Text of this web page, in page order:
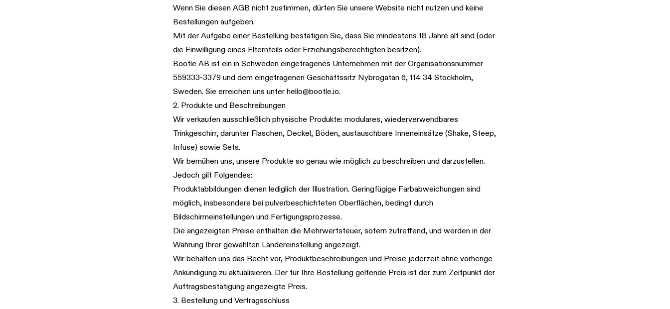
Wenn Sie diesen AGB nicht zustimmen, dürfen Sie unsere Website nicht nutzen und keine
Bestellungen aufgeben.
Mit der Aufgabe einer Bestellung bestätigen Sie, dass Sie mindestens 18 Jahre alt sind (oder
die Einwilligung eines Elternteils oder Erziehungsberechtigten besitzen).
Bootle AB ist ein in Schweden eingetragenes Unternehmen mit der Organisationsnummer
559333-3379 und dem eingetragenen Geschäftssitz Nybrogatan 6, 114 34 Stockholm,
Sweden. Sie erreichen uns unterhello@bootle.io.
2. Produkte und Beschreibungen
Wir verkaufen ausschließlich physische Produkte: modulares, wiederverwendbares
Trinkgeschirr, darunter Flaschen, Deckel, Böden, austauschbare Inneneinsätze (Shake, Steep,
Infuse) sowie Sets.
Wir bemühen uns, unsere Produkte so genau wie möglich zu beschreiben und darzustellen.
Jedoch gilt Folgendes:
Produktabbildungen dienen lediglich der Illustration. Geringfügige Farbabweichungen sind
möglich, insbesondere bei pulverbeschichteten Oberflächen, bedingt durch
Bildschirmeinstellungen und Fertigungsprozesse.
Die angezeigten Preise enthalten die Mehrwertsteuer, sofern zutreffend, und werden in der
Währung Ihrer gewählten Ländereinstellung angezeigt.
Wir behalten uns das Recht vor, Produktbeschreibungen und Preise jederzeit ohne vorherige
Ankündigung zu aktualisieren. Der für Ihre Bestellung geltende Preis ist der zum Zeitpunkt der
Auftragsbestätigung angezeigte Preis.
3. Bestellung und Vertragsschluss